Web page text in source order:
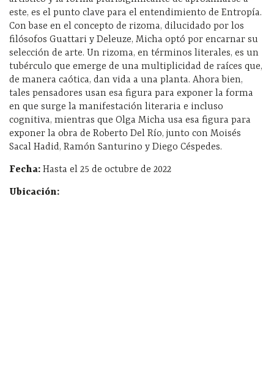
este, es el punto clave para el entendimiento de Entropía.
Con base en el concepto de rizoma, dilucidado por los
filósofos Guattari y Deleuze, Micha optó por encarnar su
selección de arte. Un rizoma, en términos literales, es un
tubérculo que emerge de una multiplicidad de raíces que,
de manera caótica, dan vida a una planta. Ahora bien,
tales pensadores usan esa figura para exponer la forma
en que surge la manifestación literaria e incluso
cognitiva, mientras que Olga Micha usa esa figura para
exponer la obra de Roberto Del Río, junto con Moisés
Sacal Hadid, Ramón Santurino y Diego Céspedes.
Fecha: Hasta el 25 de octubre de 2022
Ubicación: